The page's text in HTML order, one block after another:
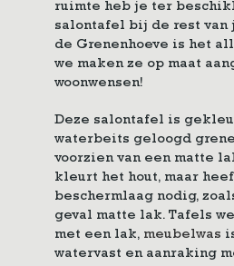
ruimte heb je ter
salontafel bij de rest van
de Grenenhoeve is het
we maken ze op maat
woonwensen!
Deze salontafel is
waterbeits geloogd
voorzien van een matte
kleurt het hout, maar
beschermlaag nodig,
geval matte lak. Tafels
met een lak, meubelwas
watervast en aanraking